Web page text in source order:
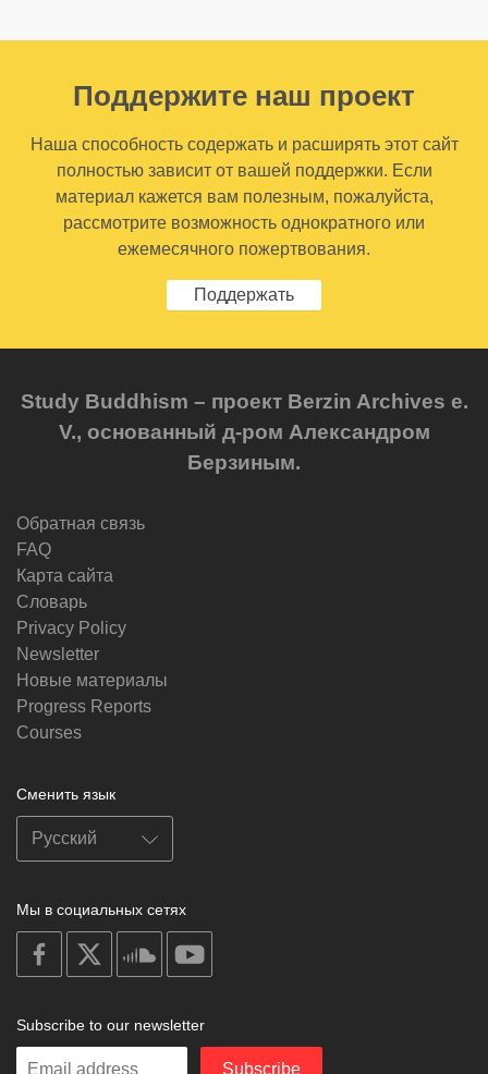
Поддержите наш проект
Наша способность содержать и расширять этот сайт
полностью зависит от вашей поддержки. Если
материал кажется вам полезным, пожалуйста,
рассмотрите возможность однократного или
ежемесячного пожертвования.
Поддержать
Study Buddhism – проект Berzin Archives e.
V., основанный д-ром Александром
Берзиным.
Обратная связь
FAQ
Карта сайта
Словарь
Privacy Policy
Newsletter
Новые материалы
Progress Reports
Courses
Сменить язык
Мы в социальных сетях
on
facebook
soundcloud
Subscribe to our newsletter
Enter
Subscribe